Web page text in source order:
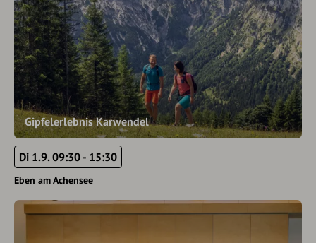
Gipfelerlebnis Karwendel
Di 1.9. 09:30 - 15:30
Eben am Achensee